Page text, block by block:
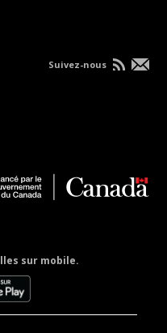
sur mobile.
Suivez-nous